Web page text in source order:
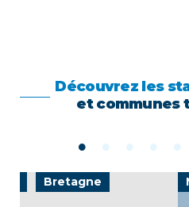
Découvrez les
et communes
Bretagne